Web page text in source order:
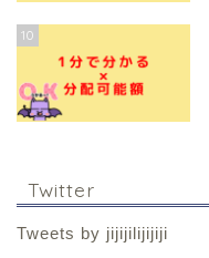
10
Twitter
Tweets by jijijilijijiji